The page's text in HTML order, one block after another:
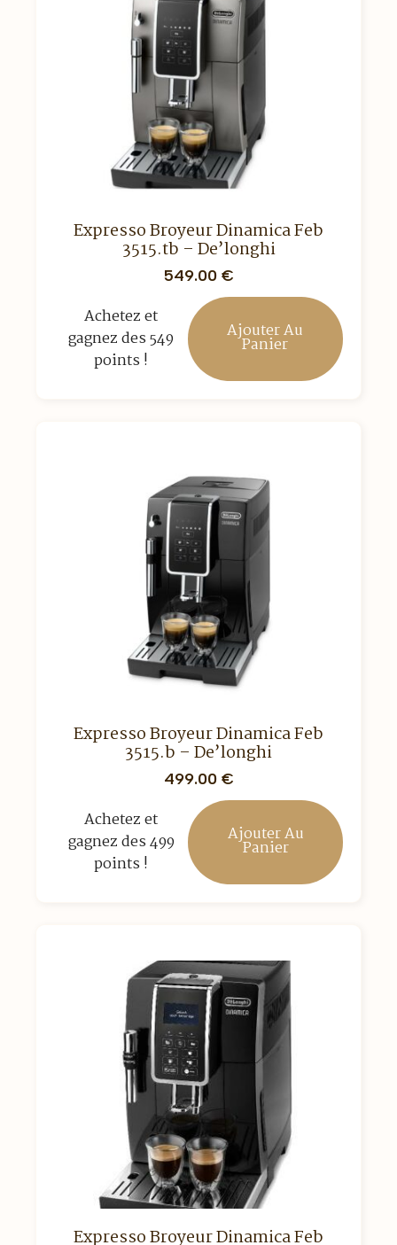
Expresso Broyeur Dinamica Feb
3515.tb – De’longhi
549.00 €
Achetez et
gagnez des 549
points !
Ajouter Au
Panier
Expresso Broyeur Dinamica Feb
3515.b – De’longhi
499.00 €
Achetez et
gagnez des 499
points !
Ajouter Au
Panier
Expresso Broyeur Dinamica Feb